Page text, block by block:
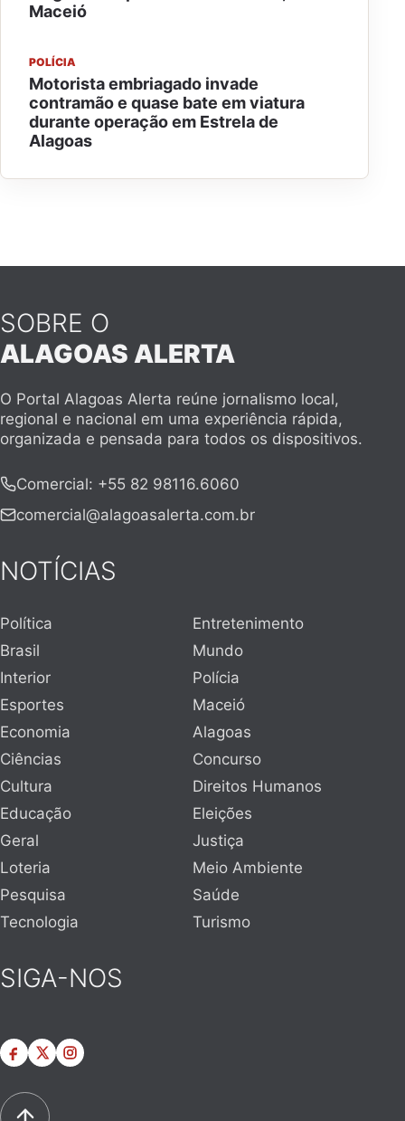
Maceió
POLÍCIA
Motorista embriagado invade
contramão e quase bate em viatura
durante operação em Estrela de
Alagoas
SOBRE O
ALAGOAS ALERTA
O Portal Alagoas Alerta reúne jornalismo local,
regional e nacional em uma experiência rápida,
organizada e pensada para todos os dispositivos.
Comercial: +55 82 98116.6060
comercial@alagoasalerta.com.br
NOTÍCIAS
Política
Entretenimento
Brasil
Mundo
Interior
Polícia
Esportes
Maceió
Economia
Alagoas
Ciências
Concurso
Cultura
Direitos Humanos
Educação
Eleições
Geral
Justiça
Loteria
Meio Ambiente
Pesquisa
Saúde
Tecnologia
Turismo
SIGA-NOS